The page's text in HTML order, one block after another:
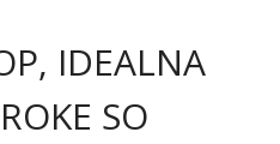
IDEALNA
SO